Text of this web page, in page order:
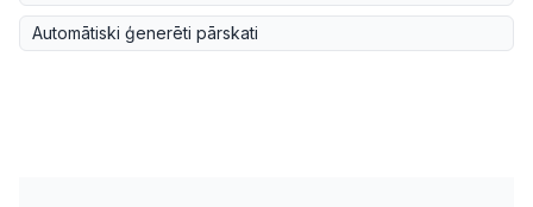
Automātiski ģenerēti pārskati